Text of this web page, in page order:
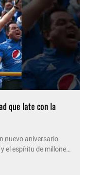
que late con la
nuevo aniversario
el espíritu de millones
Bogotá está de